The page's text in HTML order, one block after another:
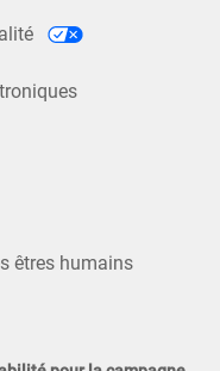
êtres humains